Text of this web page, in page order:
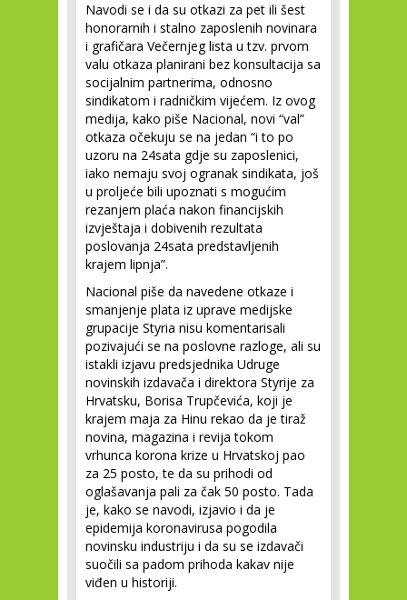
Navodi se i da su otkazi za pet ili šest
honorarnih i stalno zaposlenih novinara
i grafičara Večernjeg lista u tzv. prvom
valu otkaza planirani bez konsultacija sa
socijalnim partnerima, odnosno
sindikatom i radničkim vijećem. Iz ovog
medija, kako piše Nacional, novi “val”
otkaza očekuju se na jedan “i to po
uzoru na 24sata gdje su zaposlenici,
iako nemaju svoj ogranak sindikata, još
u proljeće bili upoznati s mogućim
rezanjem plaća nakon financijskih
izvještaja i dobivenih rezultata
poslovanja 24sata predstavljenih
krajem lipnja”.
Nacional piše da navedene otkaze i
smanjenje plata iz uprave medijske
grupacije Styria nisu komentarisali
pozivajući se na poslovne razloge, ali su
istakli izjavu predsjednika Udruge
novinskih izdavača i direktora Styrije za
Hrvatsku, Borisa Trupčevića, koji je
krajem maja za Hinu rekao da je tiraž
novina, magazina i revija tokom
vrhunca korona krize u Hrvatskoj pao
za 25 posto, te da su prihodi od
oglašavanja pali za čak 50 posto. Tada
je, kako se navodi, izjavio i da je
epidemija koronavirusa pogodila
novinsku industriju i da su se izdavači
suočili sa padom prihoda kakav nije
viđen u historiji.